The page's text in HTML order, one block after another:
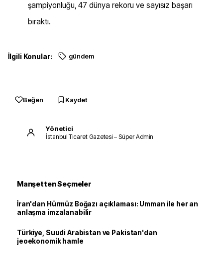
şampiyonluğu, 47 dünya rekoru ve sayısız başarı
bıraktı.
İlgili Konular: gündem
Beğen Kaydet
Yönetici
İstanbul Ticaret Gazetesi – Süper Admin
Manşetten Seçmeler
İran'dan Hürmüz Boğazı açıklaması: Umman ile her an
anlaşma imzalanabilir
Türkiye, Suudi Arabistan ve Pakistan'dan
jeoekonomik hamle